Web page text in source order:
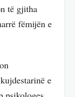
të gjitha
fëmijën e
e